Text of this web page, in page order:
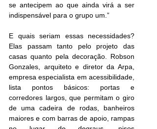
se antecipem ao que ainda virá a ser
indispensável para o grupo um.”
E quais seriam essas necessidades?
Elas passam tanto pelo projeto das
casas quanto pela decoração. Robson
Gonzales, arquiteto e diretor da Arpa,
empresa especialista em acessibilidade,
lista pontos básicos: portas e
corredores largos, que permitam o giro
de uma cadeira de rodas, banheiros
maiores e com barras de apoio, rampas